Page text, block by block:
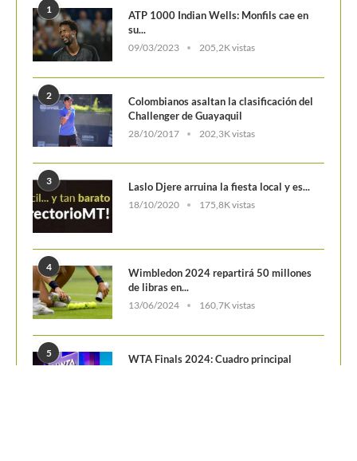
1
ATP 1000 Indian Wells: Monfils cae en
su...
09/03/2023 205,2K vistas
2
Colombianos asaltan la clasificación del
Challenger de Guayaquil
28/10/2017 202,3K vistas
3 Laslo Djere arruina la fiesta local y es...
18/10/2020 175,8K vistas
4
Wimbledon 2024 repartirá 50 millones
de libras en...
13/06/2024 160,7K vistas
5 WTA Finals 2024: Cuadro principal